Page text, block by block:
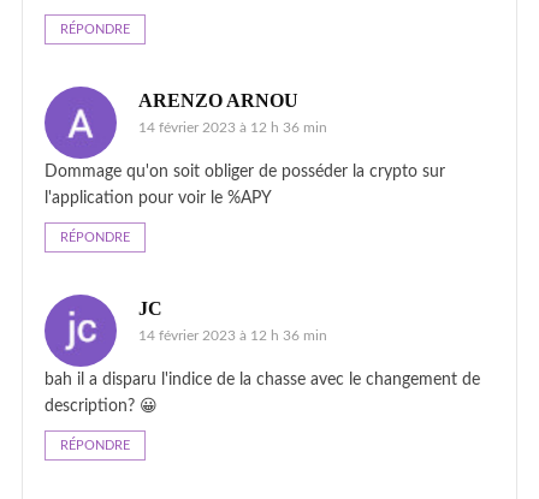
RÉPONDRE
ARENZO ARNOU
14 février 2023 à 12 h 36 min
Dommage qu'on soit obliger de posséder la crypto sur
l'application pour voir le %APY
RÉPONDRE
JC
14 février 2023 à 12 h 36 min
bah il a disparu l'indice de la chasse avec le changement de
description? 😀
RÉPONDRE